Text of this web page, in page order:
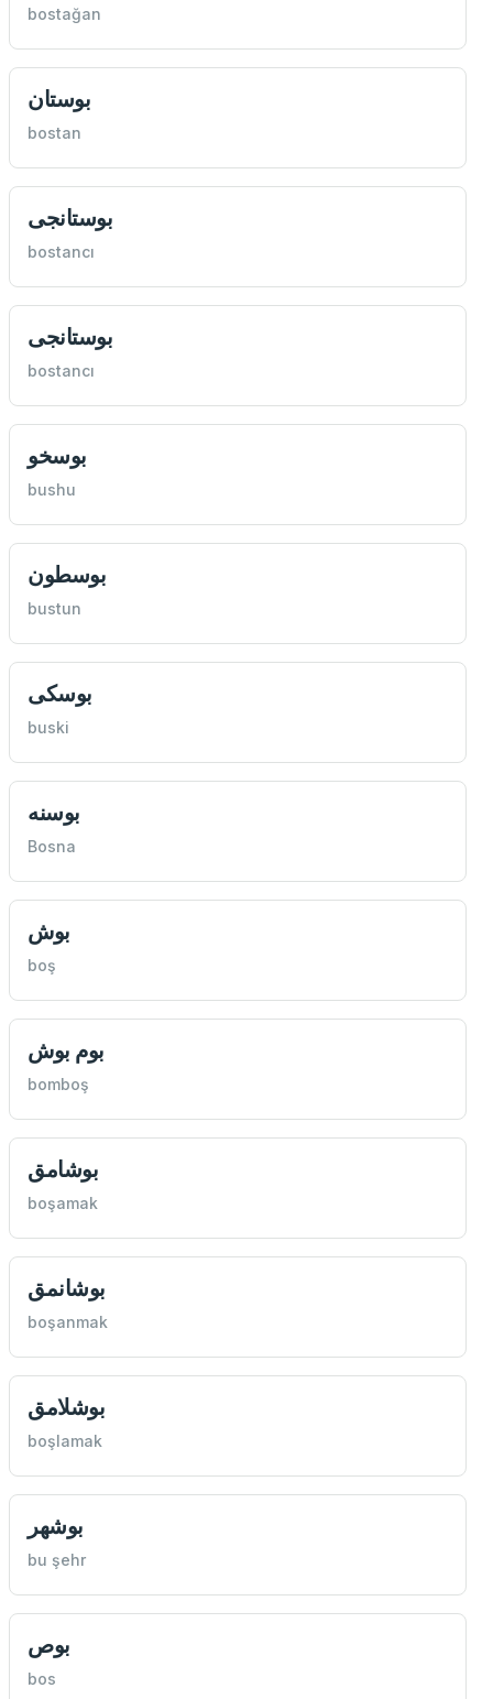
bostağan
بوستان
bostan
بوستانجی
bostancı
بوستانجی
bostancı
بوسخو
bushu
بوسطون
bustun
بوسكی
buski
بوسنه
Bosna
بوش
boş
بوم بوش
bomboş
بوشامق
boşamak
بوشانمق
boşanmak
بوشلامق
boşlamak
بوشهر
bu şehr
بوص
bos